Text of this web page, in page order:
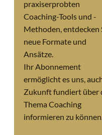
praxiserprobten
Coaching-Tools und -
Methoden, entdecken
neue Formate und
Ansätze.
Ihr Abonnement
ermöglicht es uns,
Zukunft fundiert über
Thema Coaching
informieren zu